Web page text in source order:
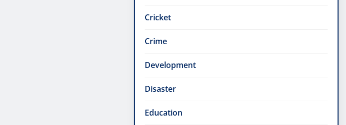
Cricket
Crime
Development
Disaster
Education